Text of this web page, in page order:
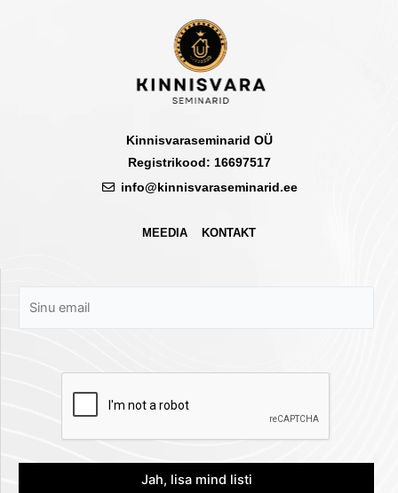
Kinnisvaraseminarid OÜ
Registrikood: 16697517
info@kinnisvaraseminarid.ee
MEEDIA KONTAKT